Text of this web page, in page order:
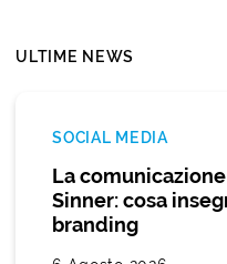
ULTIME NEWS
SOCIAL MEDIA
La
Sinner: cosa
branding